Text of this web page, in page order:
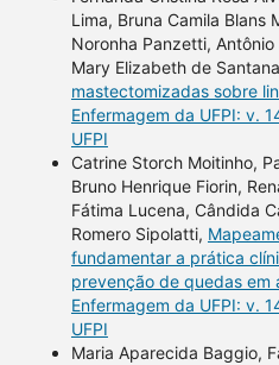
Lima, Bruna Camila Blans
Noronha Panzetti,
Mary Elizabeth de
mastectomizadas sobre
Enfermagem da UFPI: v.
UFPI
Catrine Storch Moitinho,
Bruno Henrique Fiorin,
Fátima Lucena, Cândida
Romero Sipolatti,
fundamentar a prática
prevenção de quedas em
Enfermagem da UFPI: v.
UFPI
Maria Aparecida Baggio,